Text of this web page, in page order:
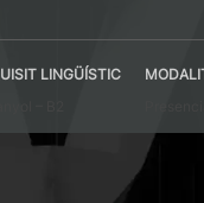
LINGÜÍSTIC